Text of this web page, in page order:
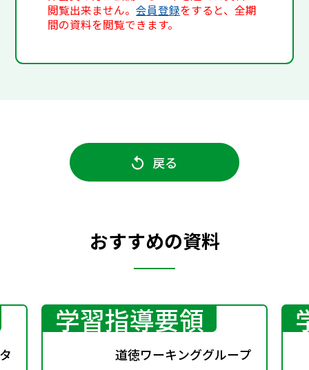
閲覧出来ません。会員登録をすると、全期
間の資料を閲覧できます。
戻る
おすすめの資料
学習指導要領
道徳ワーキンググループ